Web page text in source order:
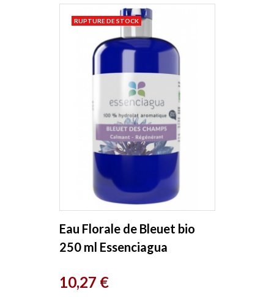
Eau Florale de Bleuet bio
250 ml Essenciagua
Prix
10,27 €
RUPTURE DE STOCK